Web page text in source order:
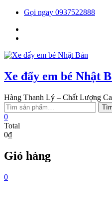
Skip
content
Gọi ngay 0937522888
Xe đẩy em bé Nhật
Hàng Thanh Lý – Chất Lượng
Tìm
kiếm:
0
Total
0₫
Giỏ hàng
0